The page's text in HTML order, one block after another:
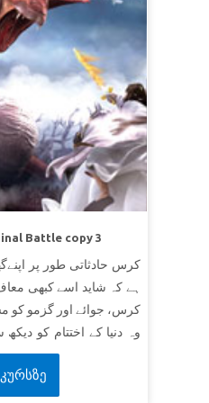
Battle copy 3
کرس حادثاتی طور پر
ہے کہ شاید اسے کبھی
کرس، جوائے اور گزمو کو
وہ دنیا کے اختتام کو
کی فوج اور شیطان کی
کو دیکھتے ہیں۔ بچے
کرنے والی قدرت اور نجات